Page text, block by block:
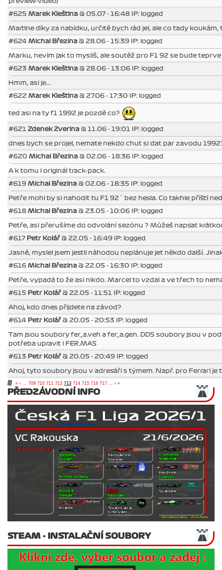
#625 Marek Kleština @ 05.07 - 16:48 IP: logged
Martine díky za nabídku, určitě bych rád jel, ale co tady
#624 Michal Březina @ 28.06 - 15:39 IP: logged
Marku, nevím jak to myslíš, ale soutěž pro F1 92 se bude
#623 Marek Kleština @ 28.06 - 13:06 IP: logged
Hmm, asi je...
#622 Marek Kleština @ 27.06 - 17:30 IP: logged
ted asi na ty f1 1992 je pozdě co?
#621 Zdenek Zverina @ 11.06 - 19:01 IP: logged
dnes bych se projel, nemate nekdo chut si dat par zavodu
#620 Michal Březina @ 02.06 - 18:36 IP: logged
A k tomu i originál track-pack.
#619 Michal Březina @ 02.06 - 18:35 IP: logged
Petře mohl by si nahodit tu F1 92´ bez hesla. Co takhle příští
#618 Michal Březina @ 23.05 - 10:06 IP: logged
Petře, asi přerušíme do odvolání sezónu ? Můžeš napsat
#617 Petr Kolář @ 22.05 - 16:49 IP: logged
Jasně, myslel jsem jestli náhodou neplánuje jet někdo další.
#616 Michal Březina @ 22.05 - 16:30 IP: logged
Petře, vypadá to že asi nikdo. Marcel to vzdal a ve třech to
#615 Petr Kolář @ 22.05 - 11:51 IP: logged
Ahoj, kdo dnes přijdete na závod?
#614 Petr Kolář @ 20.05 - 20:53 IP: logged
Tam jsou soubory fer_a.veh a fer_a.gen. DDS soubory jsou v
potřeba upravit i FER.MAS
#613 Petr Kolář @ 20.05 - 20:49 IP: logged
Ahoj, tyto soubory jsou v adresáři s týmem. Např. pro Ferrari je
« ‹ 709 710 711 712 713 714 715 716 717 › »
PŘEDZÁVODNÍ INFO
STEAM - INSTALAČNÍ SOUBORY